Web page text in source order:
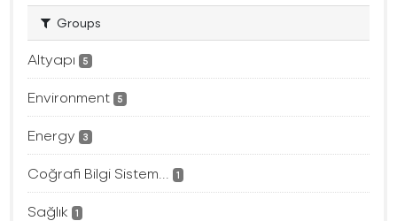
Groups
Altyapı 5
Environment 5
Energy 3
Coğrafi Bilgi Sistem... 1
Sağlık 1